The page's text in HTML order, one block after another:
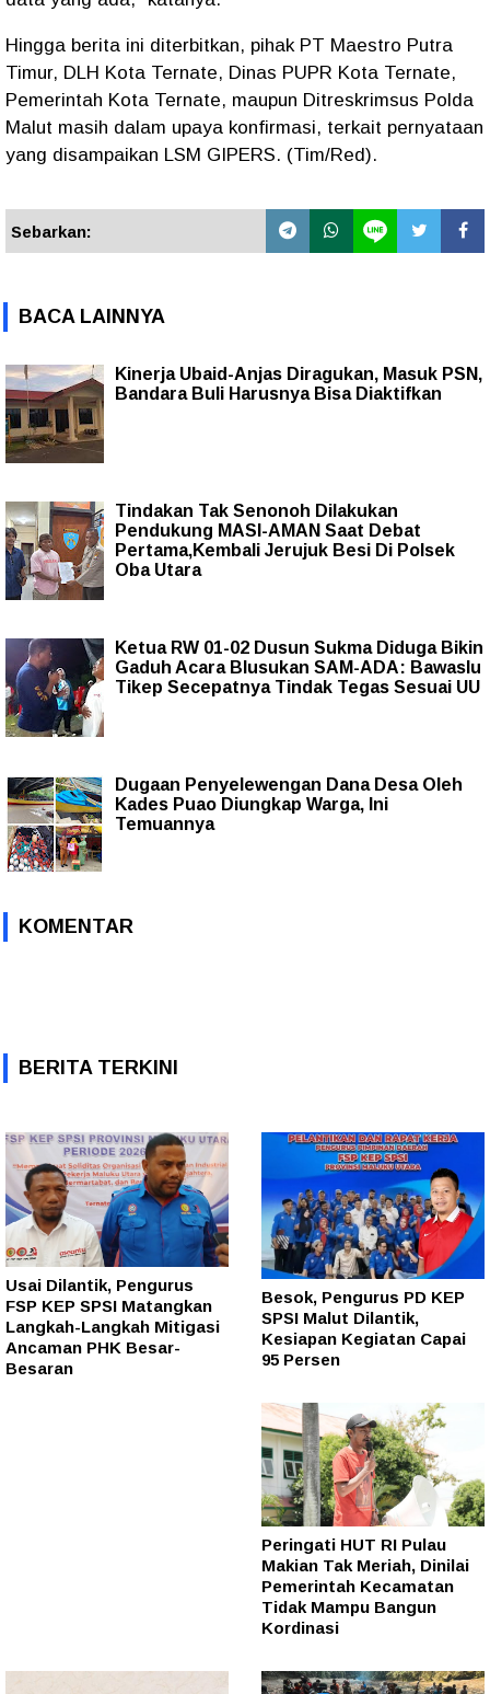
Hingga berita ini diterbitkan, pihak PT Maestro Putra
Timur, DLH Kota Ternate, Dinas PUPR Kota Ternate,
Pemerintah Kota Ternate, maupun Ditreskrimsus Polda
Malut masih dalam upaya konfirmasi, terkait pernyataan
yang disampaikan LSM GIPERS. (Tim/Red).
Sebarkan:
BACA LAINNYA
Kinerja Ubaid-Anjas Diragukan, Masuk PSN,
Bandara Buli Harusnya Bisa Diaktifkan
Tindakan Tak Senonoh Dilakukan
Pendukung MASI-AMAN Saat Debat
Pertama,Kembali Jerujuk Besi Di Polsek
Oba Utara
Ketua RW 01-02 Dusun Sukma Diduga Bikin
Gaduh Acara Blusukan SAM-ADA: Bawaslu
Tikep Secepatnya Tindak Tegas Sesuai UU
Dugaan Penyelewengan Dana Desa Oleh
Kades Puao Diungkap Warga, Ini
Temuannya
KOMENTAR
BERITA TERKINI
Usai Dilantik, Pengurus
FSP KEP SPSI Matangkan
Langkah-Langkah Mitigasi
Ancaman PHK Besar-
Besaran
Besok, Pengurus PD KEP
SPSI Malut Dilantik,
Kesiapan Kegiatan Capai
95 Persen
Peringati HUT RI Pulau
Makian Tak Meriah, Dinilai
Pemerintah Kecamatan
Tidak Mampu Bangun
Kordinasi